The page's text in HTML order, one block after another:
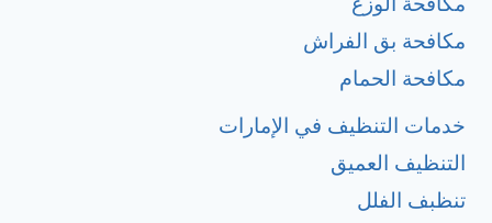
مكافحة بق الفراش
مكافحة الحمام
خدمات التنظيف في الإمارات
التنظيف العميق
تنظبف الفلل